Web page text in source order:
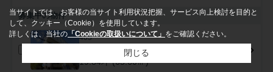
募集中の物件
405
17.43万円 (0.88万円/坪)
19.84坪 (65.60㎡)
当サイトでは、お客様の当サイト利用状況把握、サービス向上検討を目的と
して、クッキー（Cookie）を使用しています。
詳しくは、当社の 「Cookieの取扱いについて」 をご確認ください。
閉じる